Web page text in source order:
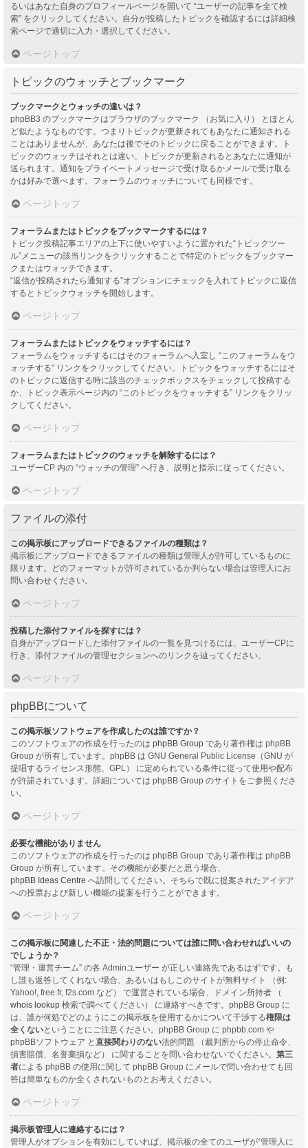
るいはあなた自身のプロフィールページを開いて “ユーザーの記事を全て検
索” をクリックしてください。自分が投稿したトピックを確認するには詳細検
索ページで適切に入力・選択してください。
ページトップ
トピックのウォッチとブックマーク
ブックマークとウォッチの違いは？
phpBB3 のブックマークはブラウザのブックマーク （お気に入り） とほとん
ど似たようなものです。つまりトピックが更新されてもあなたに通知される
ことはありませんが、あなたは後でそのトピックに戻ることができます。ト
ピックのウォッチはそれとは違い、トピックが更新されるとあなたに通知が
送られます。通知をプライベートメッセージで受け取るかメールで受け取る
かは好みで選べます。フォーラムのウォッチについても同様です。
ページトップ
フォーラムまたはトピックをブックマークするには？
トピック投稿記事エリアの上下に使いやすいように置かれた“トピックツー
ル”メニューの該当リンクをクリックすることで特定のトピックをブックマー
クまたはウォッチできます。
“返信が投稿されたら通知する”オプションにチェックを入れてトピックに返信
するとトピックウォッチを開始します。
ページトップ
フォーラムまたはトピックをウォッチするには？
フォーラムをウォッチするにはそのフォーラムへ入室し “このフォーラムをウ
ォッチする” リンクをクリックしてください。トピックをウォッチするにはそ
のトピックに返信する時に該当のチェックボックスをチェックして投稿する
か、トピック表示ページ内の “このトピックをウォッチする” リンクをクリッ
クしてください。
ページトップ
フォーラムまたはトピックのウォッチを解除するには？
ユーザーCP 内の “ウォッチの管理” へ行き、説明と指示に従ってください。
ページトップ
ファイルの添付
この掲示板にアップロードできるファイルの種類は？
掲示板にアップロードできるファイルの種類は管理人が許可しているものに
限ります。どのフォーマットが許可されているか判らない場合は管理人にお
問い合わせください。
ページトップ
投稿した添付ファイルを探すには？
自身がアップロードした添付ファイルの一覧を見つけるには、ユーザーCPに
行き、添付ファイルの管理セクションへのリンクを辿ってください。
ページトップ
phpBBについて
この掲示板ソフトウェアを作成したのは誰ですか？
このソフトウェアの作成を行ったのは phpBB Group であり著作権は phpBB
Group が所有しています。phpBB は GNU General Public License（GNU が
提唱するライセンス形態、GPL） に定められている条件に従って使用や配布
が許諾されています。詳細については phpBB Group のサイトをご参照くださ
い。
ページトップ
必要な機能がありません
このソフトウェアの作成を行ったのは phpBB Group であり著作権は phpBB
Group が所有しています。その機能が必要だと思う場合、
phpBB Ideas Centre へ訪問してください。そちらで既に提案されたアイデア
への投票および新しい機能の提案を行うことができます。
ページトップ
この掲示板に関連した不正・法的問題については誰に問い合わせればいいの
でしょうか？
“管理・運営チーム” の各 Adminユーザー が正しい連絡先であるはずです。も
し誰も返答してくれない場合、あるいはもしこのサイトが無料サイト （例:
Yahoo!, free.fr, f2s.com など） で運営されている場合、ドメイン所持者 （
whois lookup 検索で調べてください） に連絡すべきです。phpBB Group に
は、誰が何処でどのようにこの掲示板を使用するかについて干渉する権限は
全くないということにご注意ください。phpBB Group に phpbb.com や
phpBBソフトウェア と 直接関わりのない法的問題 （裁判所からの停止命令、
損害賠償、名誉棄損など） に関することを問い合わせないでください。 第三
者による phpBB の使用に関して phpBB Group にメールで問い合わせても回
答は簡単なものか全くされないものとお考えください。
ページトップ
掲示板管理人に連絡するには？
管理人がオプションを有効にしていれば、掲示板の全てのユーザが“管理人に